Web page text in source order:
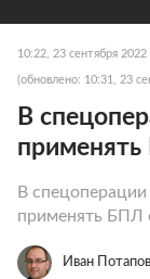
10:22, 23 сентября 2022
(обновлено: 10:31, 23
В
В
применять БПЛ
Иван Потапов